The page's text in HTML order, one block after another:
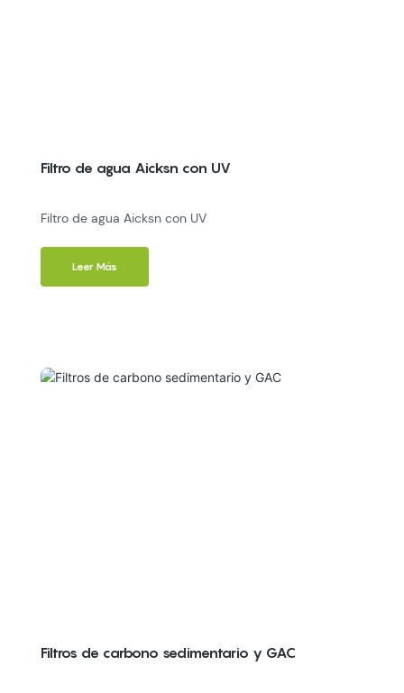
Filtro de agua Aicksn con UV
Filtro de agua Aicksn con UV
Leer Más
Filtros de carbono sedimentario y GAC